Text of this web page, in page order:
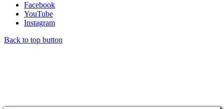
Facebook
YouTube
Instagram
Back to top button